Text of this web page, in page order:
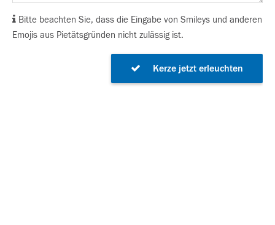
Bitte beachten Sie, dass die Eingabe von Smileys und anderen
Emojis aus Pietätsgründen nicht zulässig ist.
Kerze jetzt erleuchten